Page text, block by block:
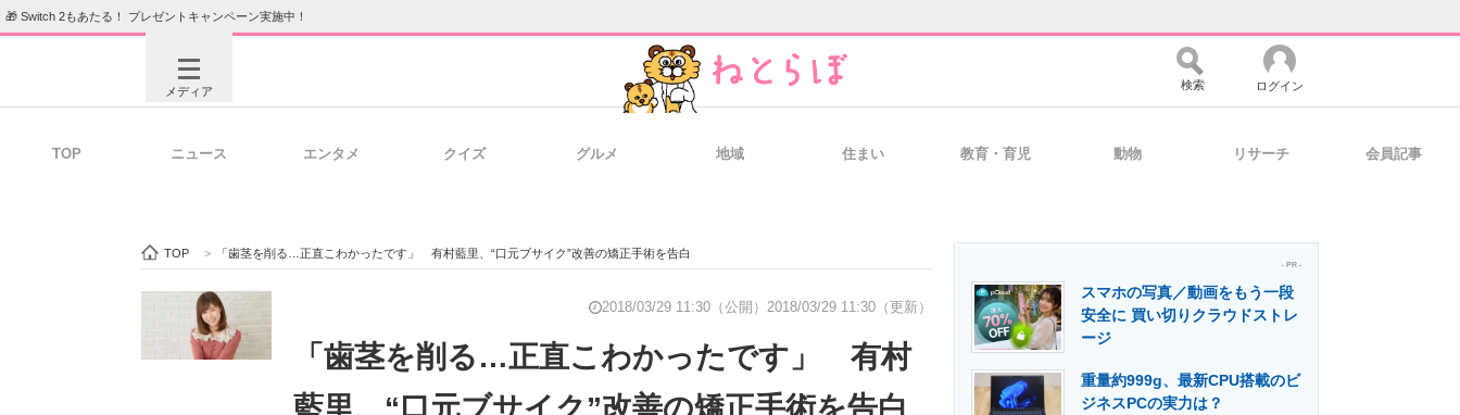
🎁 Switch 2もあたる！ プレゼントキャンペーン実施中！
メディア
ビジネスと働き方のヒント 経営リーダーのコミュニティ マーケ×ITの今がよく分かる
ITエンジニア向け専門サイト 企業向けIT製品の総合サイト IT製品の技術・比較・事例 製造業のIT導入・活用を支援
検索 ログイン
TOP ニュース エンタメ クイズ グルメ 地域 住まい 教育・育児 動物 リサーチ 会員記事
TOP > 「歯茎を削る…正直こわかったです」 有村藍里、“口元ブサイク”改善の矯正手術を告白
2018/03/29 11:30（公開） 2018/03/29 11:30（更新）
「歯茎を削る…正直こわかったです」 有村
藍里、“口元ブサイク”改善の矯正手術を告白
- PR -
スマホの写真／動画をもう一段
安全に 買い切りクラウドストレ
ージ
重量約999g、最新CPU搭載のビ
ジネスPCの実力は？